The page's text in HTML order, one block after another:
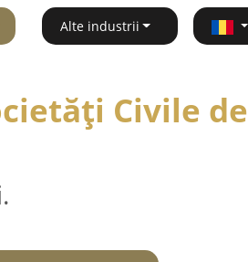
Alte industrii
Civile de